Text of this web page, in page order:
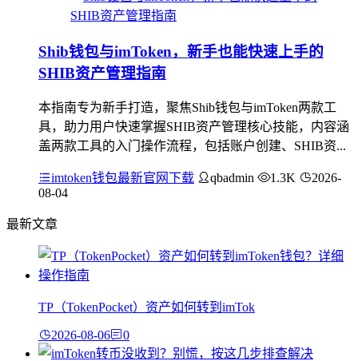
Shib钱包与imToken，新手也能快速上手的
SHIB资产管理指南
本指南专为新手打造，聚焦Shib钱包与imToken两款工
具，助力用户快速掌握SHIB资产管理核心技能，内容涵
盖两款工具的入门操作流程，包括账户创建、SHIB资...
imtoken钱包最新官网下载 qbadmin 1.3K
2026-
08-04
最新文章
TP（TokenPocket）资产如何转到imTok
2026-08-06 0